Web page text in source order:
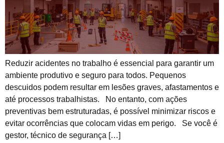
Reduzir acidentes no trabalho é essencial para garantir um
ambiente produtivo e seguro para todos. Pequenos
descuidos podem resultar em lesões graves, afastamentos e
até processos trabalhistas. No entanto, com ações
preventivas bem estruturadas, é possível minimizar riscos e
evitar ocorrências que colocam vidas em perigo. Se você é
gestor, técnico de segurança […]